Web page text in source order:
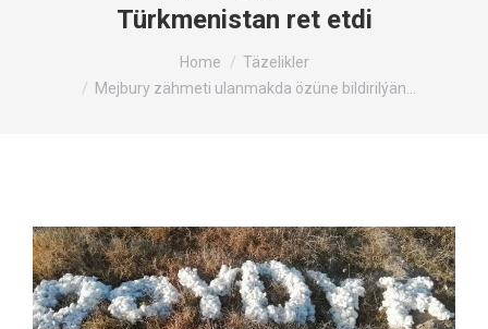
Türkmenistan ret etdi
Home
Täzelikler
Mejbury zähmeti ulanmakda özüne bildirilýän…